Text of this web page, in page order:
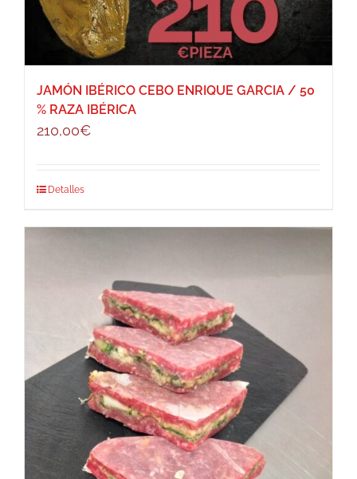
JAMÓN IBÉRICO CEBO ENRIQUE GARCIA / 50
% RAZA IBÉRICA
210,00€
Detalles